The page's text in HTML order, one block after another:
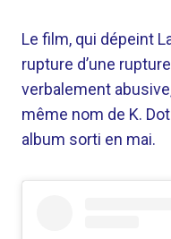
Le film, qui dépeint
rupture d’une
verbalement
même nom de K.
album sorti en mai.